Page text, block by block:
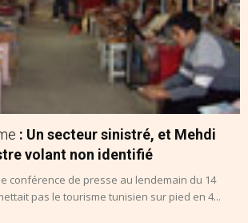
: Un secteur sinistré, et Mehdi
volant non identifié
conférence de presse au lendemain du 14
pas le tourisme tunisien sur pied en 4...